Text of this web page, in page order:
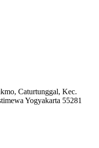
Caturtunggal, Kec.
Yogyakarta 55281